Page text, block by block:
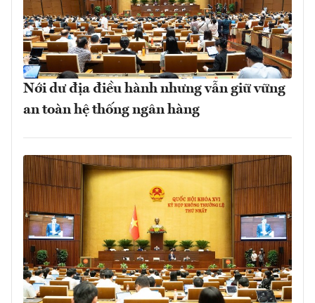
Nới dư địa điều hành nhưng vẫn giữ vững
an toàn hệ thống ngân hàng